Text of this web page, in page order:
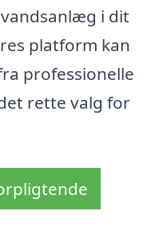
i dit
platform kan
professionelle
rette valg for